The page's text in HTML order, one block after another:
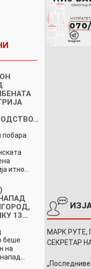
побара
итно…
13…
беше
на
МАРК РУТЕ,
СЕКРЕТАР